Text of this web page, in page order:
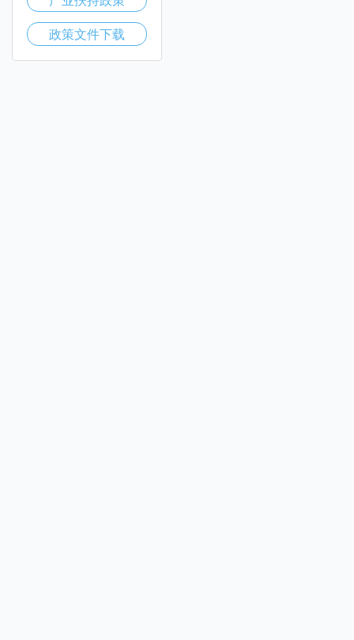
政策文件下载